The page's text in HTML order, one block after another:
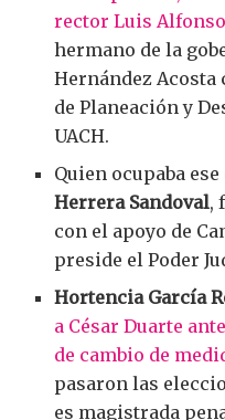
rector Luis
hermano de la
Hernández
de Planeación y
UACH.
Quien ocupaba
Herrera Sandoval,
con el apoyo de
preside el Poder
Hortencia García
a César Duarte
de cambio de
pasaron las
es magistrada